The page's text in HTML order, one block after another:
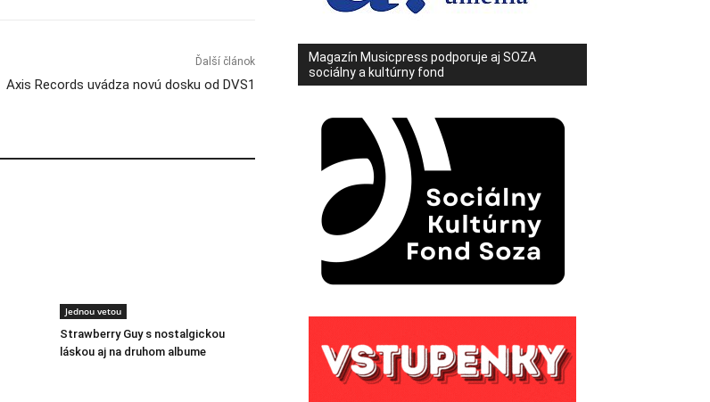
Ďalší článok
Axis Records uvádza novú dosku od DVS1
Jednou vetou
Strawberry Guy s nostalgickou
láskou aj na druhom albume
Magazín Musicpress podporuje aj SOZA
sociálny a kultúrny fond